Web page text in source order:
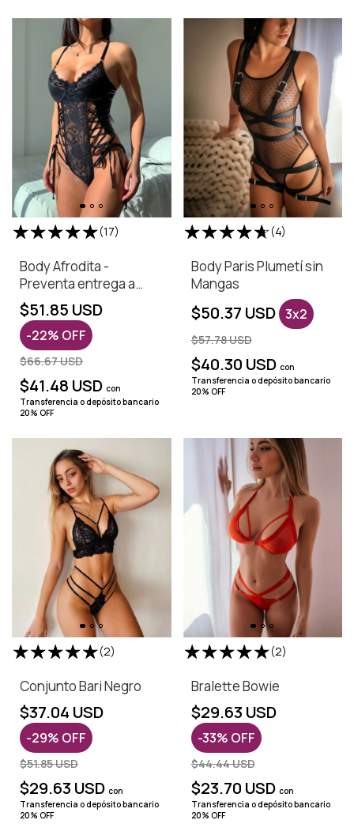
(17)
Body Afrodita -
Preventa entrega a
partir del 10 de Agosto
$51.85 USD
-22% OFF
$66.67 USD
$41.48 USD con
Transferencia o depósito bancario
20% OFF
(4)
Body Paris Plumetí sin
Mangas
$50.37 USD 3x2
$57.78 USD
$40.30 USD con
Transferencia o depósito bancario
20% OFF
(2)
Conjunto Bari Negro
$37.04 USD
-29% OFF
$51.85 USD
$29.63 USD con
Transferencia o depósito bancario
20% OFF
(2)
Bralette Bowie
$29.63 USD
-33% OFF
$44.44 USD
$23.70 USD con
Transferencia o depósito bancario
20% OFF